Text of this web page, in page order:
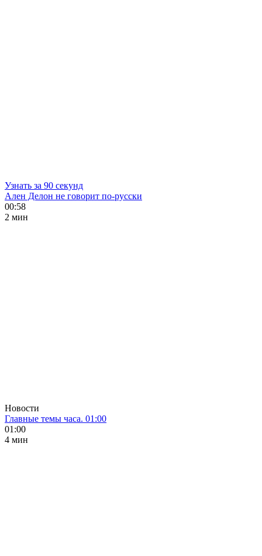
Узнать за 90 секунд
Ален Делон не говорит по-русски
00:58
2 мин
Новости
Главные темы часа. 01:00
01:00
4 мин